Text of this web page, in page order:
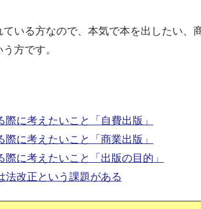
いる方なので、本気で本を出したい、
方です。
に考えたいこと「自費出版」
に考えたいこと「商業出版」
に考えたいこと「出版の目的」
法改正という課題がある